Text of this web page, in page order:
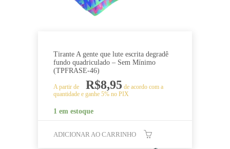
Tirante A gente que lute escrita degradê
fundo quadriculado – Sem Mínimo
(TPFRASE-46)
A partir de R$8,95 de acordo com a
quantidade e ganhe 5% no PIX
1 em estoque
ADICIONAR AO CARRINHO